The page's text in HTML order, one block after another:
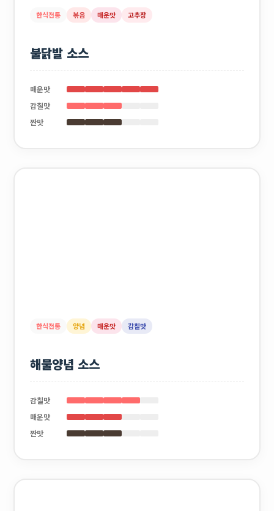
한식전통 볶음 매운맛 고추장
불닭발 소스
매운맛
감칠맛
짠맛
한식전통 양념 매운맛 감칠맛
해물양념 소스
감칠맛
매운맛
짠맛